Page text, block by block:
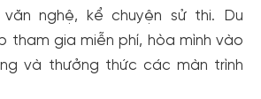
văn nghệ, kể chuyện sử thi. Du
tham gia miễn phí, hòa mình vào
và thưởng thức các màn trình